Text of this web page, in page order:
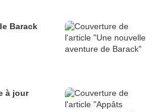
Barack
à jour